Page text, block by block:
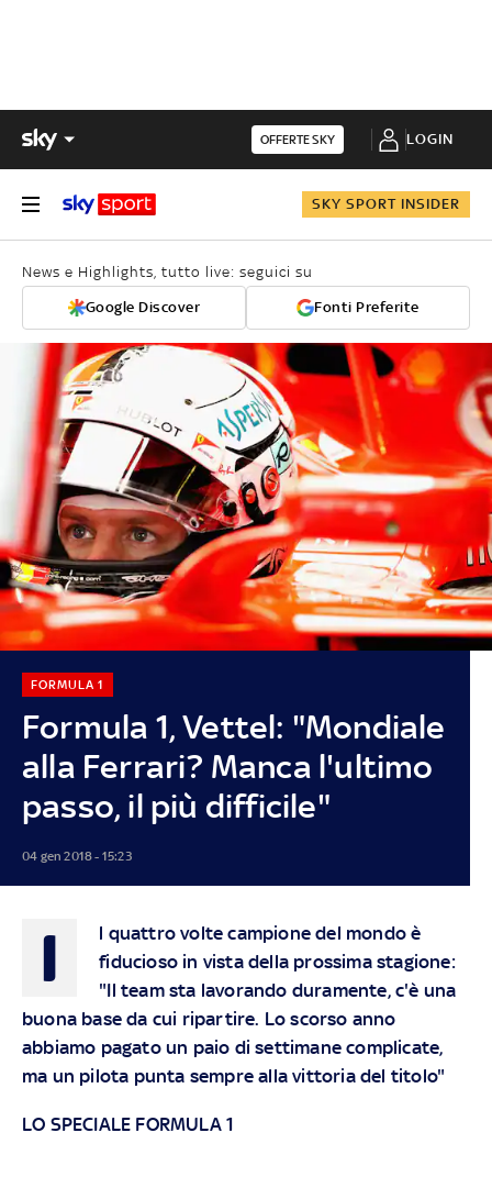
OFFERTE SKY LOGIN
SKY SPORT INSIDER
News e Highlights, tutto live: seguici su
Google Discover Fonti Preferite
Formula 1, Vettel: "Mondiale
alla Ferrari? Manca l'ultimo
passo, il più difficile"
FORMULA 1
04 gen 2018 - 15:23
I
l quattro volte campione del mondo è
fiducioso in vista della prossima stagione:
"Il team sta lavorando duramente, c'è una
buona base da cui ripartire. Lo scorso anno
abbiamo pagato un paio di settimane complicate,
ma un pilota punta sempre alla vittoria del titolo"
LO SPECIALE FORMULA 1